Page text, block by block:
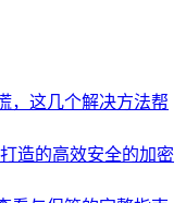
，这几个解决方法帮
造的高效安全的加密